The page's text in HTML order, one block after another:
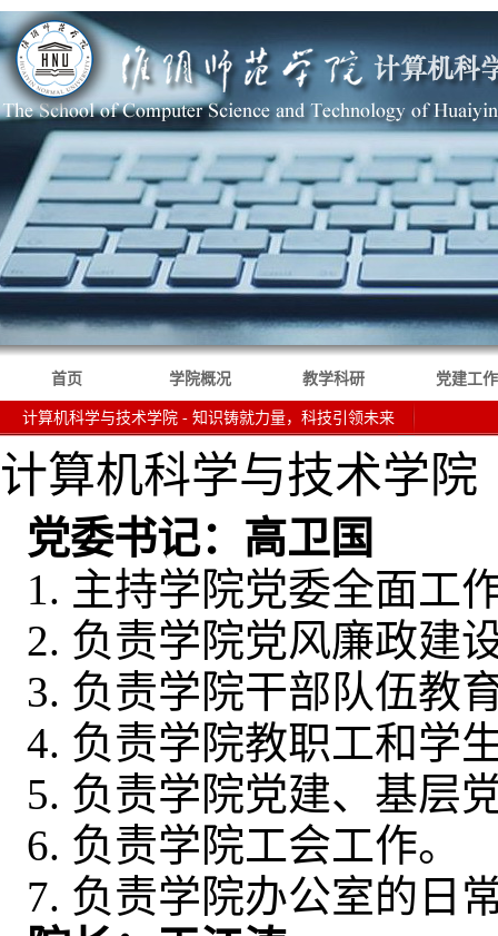
首页 学院概况 教学科研 党建工作
计算机科学与技术学院 - 知识铸就力量，科技引领未来
计算机科学与技术学院
党委书记：高卫国
1. 主持学院党委全面工
2. 负责学院党风廉政建
3. 负责学院干部队伍教
4. 负责学院教职工和学
5. 负责学院党建、基层
6. 负责学院工会工作。
7. 负责学院办公室的日